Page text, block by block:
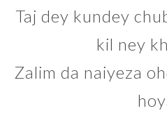
Taj dey kundey
kil ney
Zalim da naiyeza